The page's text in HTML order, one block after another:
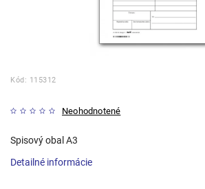
Kód: 115312
Neohodnotené
Spisový obal A3
Detailné informácie